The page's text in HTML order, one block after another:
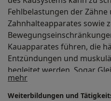
Fehlbelastungen der Zähne
Zahnhalteapparates sowie
Kauapparates führen, die
Entzündungen und
begleitet werden. Sogar
Tinnitus können durch eine
Dysfunktion) verursacht
mehrÜber mich
Weiterbildungen und